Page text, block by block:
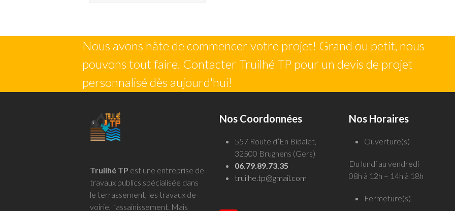
Nous avons hâte de commencer votre projet! Grand ou petit, nous
pouvons tout faire. Contacter Truilhé TP pour un devis de projet
personnalisé dès aujourd'hui!
Truilhé TP est une entreprise de
travaux publics spécialisée dans
le terrassement, les travaux de
voirie, l’assainissement. Mais
Nos Coordonnées
557 Route d’En Bidalet,
32500 Brugnens (Gers)
06.79.89.73.35
truilhe.tp@gmail.com
Nos Horaires
Ouverture(s)
Du lundi au vendredi
08h à 12h – 14h à 18h
Fermeture(s)